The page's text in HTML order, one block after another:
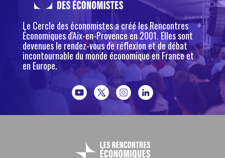
Le Cercle des économistes a créé les Rencontres
Économiques d'Aix-en-Provence en 2001. Elles sont
devenues le rendez-vous de réflexion et de débat
incontournable du monde économique en France et
en Europe.